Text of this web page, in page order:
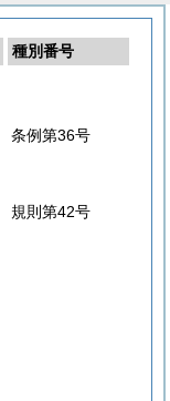
種別番号
条例第36号
規則第42号